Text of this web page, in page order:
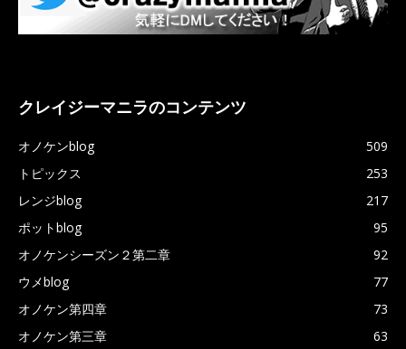
クレイジーマニラのコンテンツ
オノケンblog
509
トピックス
253
レンジblog
217
ポットblog
95
オノケンシーズン２第二章
92
ウメblog
77
オノケン第四章
73
オノケン第三章
63